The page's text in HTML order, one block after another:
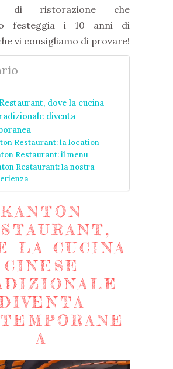
di ristorazione che
festeggia i 10 anni di
vi consigliamo di provare!
dove la cucina
diventa
Restaurant: la location
Restaurant: il menu
Restaurant: la nostra
KANTON
LA CUCINA
CINESE
A